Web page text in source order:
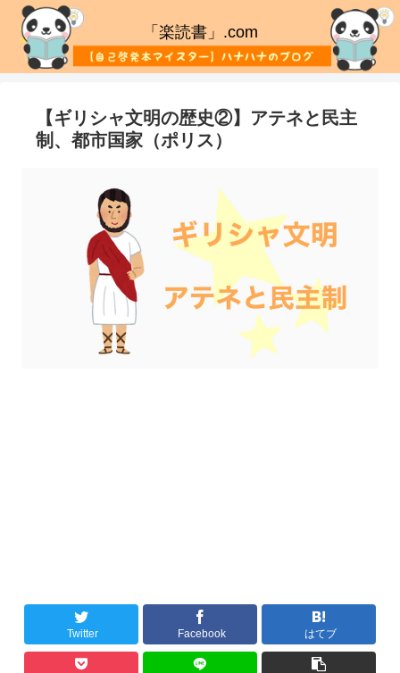
「楽読書」.com
【ギリシャ文明の歴史②】アテネと民主
制、都市国家（ポリス）
Twitter Facebook はてブ